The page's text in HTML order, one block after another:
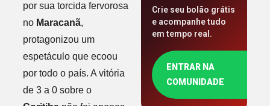
por sua torcida fervorosa
no Maracanã,
protagonizou um
espetáculo que ecoou
por todo o país. A vitória
de 3 a 0 sobre o
Crie seu bolão grátis
e acompanhe tudo
em tempo real.
ENTRAR NA
COMUNIDADE